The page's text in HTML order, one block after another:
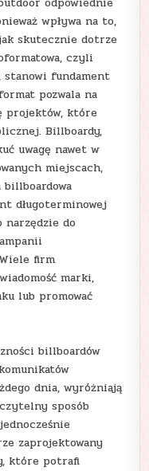
wpływa na to,
skutecznie dotrze
czyli
fundament
pozwala na
projektów, które
Billboardy,
uwagę nawet w
miejscach,
długoterminowej
do
Wiele firm
marki,
lub promować
billboardów
dnia, wyróżniają
sposób
zaprojektowany
które potrafi